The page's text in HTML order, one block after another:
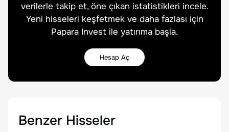
verilerle takip et, öne çıkan istatistikleri incele.
Yeni hisseleri keşfetmek ve daha fazlası için
Papara Invest ile yatırıma başla.
Hesap Aç
Benzer Hisseler